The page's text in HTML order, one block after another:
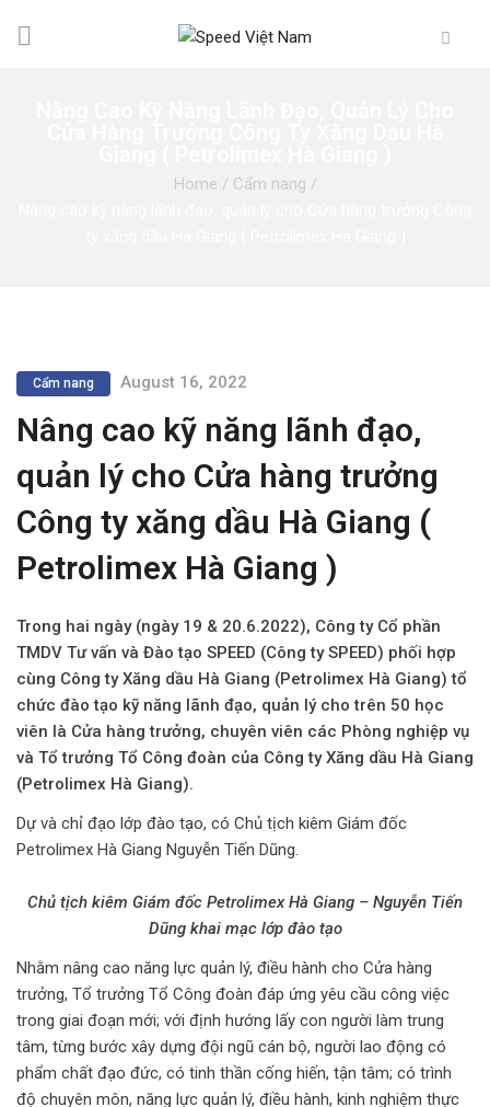
Home / Cẩm nang /
Cẩm nang August 16, 2022
Nâng cao kỹ năng lãnh đạo,
quản lý cho Cửa hàng trưởng
Công ty xăng dầu Hà Giang (
Petrolimex Hà Giang )
Trong hai ngày (ngày 19 & 20.6.2022), Công ty Cổ phần
TMDV Tư vấn và Đào tạo SPEED (Công ty SPEED) phối hợp
cùng Công ty Xăng dầu Hà Giang (Petrolimex Hà Giang) tổ
chức đào tạo kỹ năng lãnh đạo, quản lý cho trên 50 học
viên là Cửa hàng trưởng, chuyên viên các Phòng nghiệp vụ
và Tổ trưởng Tổ Công đoàn của Công ty Xăng dầu Hà Giang
(Petrolimex Hà Giang).
Dự và chỉ đạo lớp đào tạo, có Chủ tịch kiêm Giám đốc
Petrolimex Hà Giang Nguyễn Tiến Dũng.
Chủ tịch kiêm Giám đốc Petrolimex Hà Giang – Nguyễn Tiến
Dũng khai mạc lớp đào tạo
Nhằm nâng cao năng lực quản lý, điều hành cho Cửa hàng
trưởng, Tổ trưởng Tổ Công đoàn đáp ứng yêu cầu công việc
trong giai đoạn mới; với định hướng lấy con người làm trung
tâm, từng bước xây dựng đội ngũ cán bộ, người lao động có
phẩm chất đạo đức, có tinh thần cống hiến, tận tâm; có trình
độ chuyên môn, năng lực quản lý, điều hành, kinh nghiệm thực